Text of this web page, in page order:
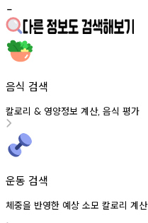
-
음식 검색
칼로리 & 영양정보 계산, 음식 평가
운동 검색
체중을 반영한 예상 소모 칼로리 계산